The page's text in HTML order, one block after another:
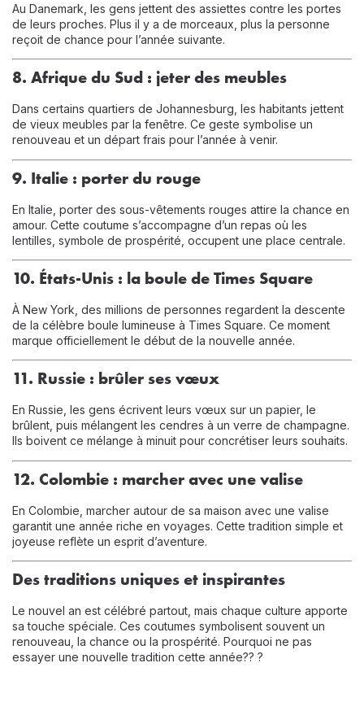
Au Danemark, les gens jettent des assiettes contre les portes
de leurs proches. Plus il y a de morceaux, plus la personne
reçoit de chance pour l’année suivante.
8. Afrique du Sud : jeter des meubles
Dans certains quartiers de Johannesburg, les habitants jettent
de vieux meubles par la fenêtre. Ce geste symbolise un
renouveau et un départ frais pour l’année à venir.
9. Italie : porter du rouge
En Italie, porter des sous-vêtements rouges attire la chance en
amour. Cette coutume s’accompagne d’un repas où les
lentilles, symbole de prospérité, occupent une place centrale.
10. États-Unis : la boule de Times Square
À New York, des millions de personnes regardent la descente
de la célèbre boule lumineuse à Times Square. Ce moment
marque officiellement le début de la nouvelle année.
11. Russie : brûler ses vœux
En Russie, les gens écrivent leurs vœux sur un papier, le
brûlent, puis mélangent les cendres à un verre de champagne.
Ils boivent ce mélange à minuit pour concrétiser leurs souhaits.
12. Colombie : marcher avec une valise
En Colombie, marcher autour de sa maison avec une valise
garantit une année riche en voyages. Cette tradition simple et
joyeuse reflète un esprit d’aventure.
Des traditions uniques et inspirantes
Le nouvel an est célébré partout, mais chaque culture apporte
sa touche spéciale. Ces coutumes symbolisent souvent un
renouveau, la chance ou la prospérité. Pourquoi ne pas
essayer une nouvelle tradition cette année?? ?